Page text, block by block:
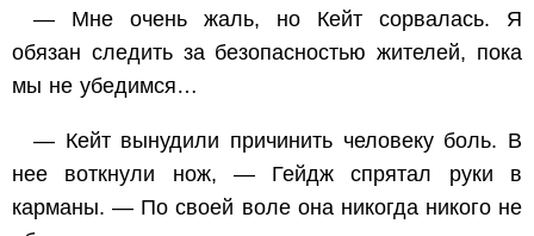
— Мне очень жаль, но Кейт сорвалась. Я
обязан следить за безопасностью жителей, пока
мы не убедимся…
— Кейт вынудили причинить человеку боль. В
нее воткнули нож, — Гейдж спрятал руки в
карманы. — По своей воле она никогда никого не